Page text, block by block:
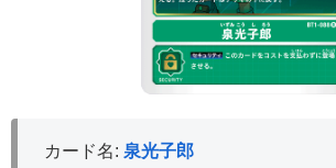
カード名: 泉光子郎